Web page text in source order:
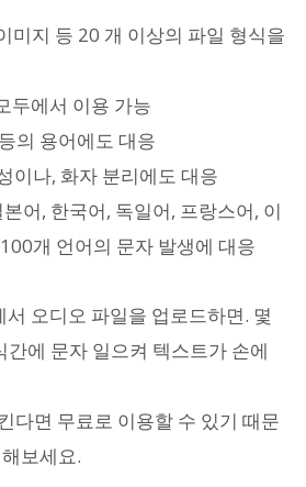
미지 등 20 개 이상의 파일 형식을
두에서 이용 가능
의 용어에도 대응
이나, 화자 분리에도 대응
어, 한국어, 독일어, 프랑스어, 이
개 언어의 문자 발생에 대응
오디오 파일을 업로드하면. 몇
간에 문자 일으켜 텍스트가 손에
다면 무료로 이용할 수 있기 때문
보세요.